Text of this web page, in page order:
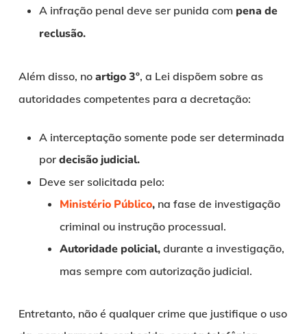
A infração penal deve ser punida com pena de
reclusão.
Além disso, no artigo 3º, a Lei dispõem sobre as
autoridades competentes para a decretação:
A interceptação somente pode ser determinada
por decisão judicial.
Deve ser solicitada pelo:
Ministério Público,na fase de investigação
criminal ou instrução processual.
Autoridade policial, durante a investigação,
mas sempre com autorização judicial.
Entretanto, não é qualquer crime que justifique o uso